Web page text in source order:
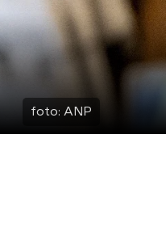
foto: ANP